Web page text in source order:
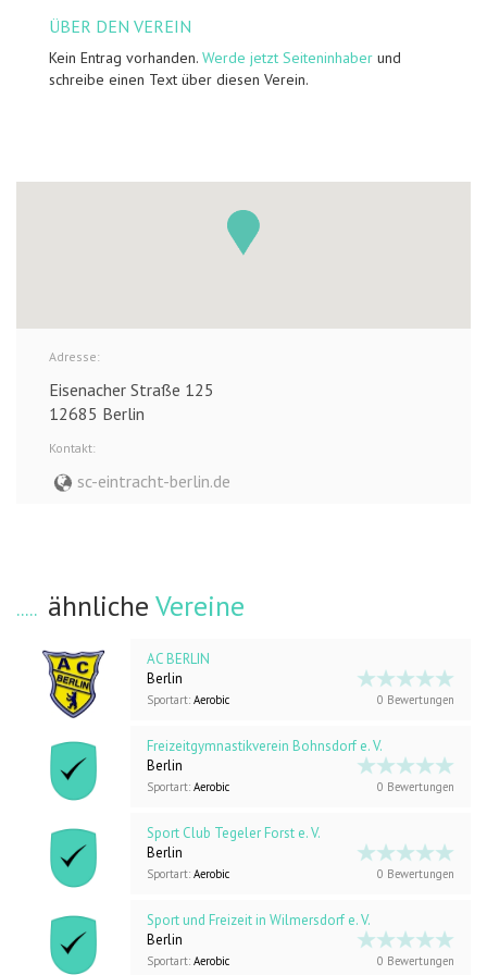
ÜBER DEN VEREIN
Kein Entrag vorhanden. Werde jetzt Seiteninhaber und
schreibe einen Text über diesen Verein.
Adresse:
Eisenacher Straße 125
12685 Berlin
Kontakt:
sc-eintracht-berlin.de
ähnliche Vereine
AC BERLIN
Berlin
Sportart: Aerobic 0 Bewertungen
Freizeitgymnastikverein Bohnsdorf e. V.
Berlin
Sportart: Aerobic 0 Bewertungen
Sport Club Tegeler Forst e. V.
Berlin
Sportart: Aerobic 0 Bewertungen
Sport und Freizeit in Wilmersdorf e. V.
Berlin
Sportart: Aerobic 0 Bewertungen